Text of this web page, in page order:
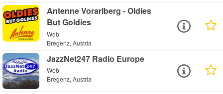
Antenne Vorarlberg - Oldies
But Goldies
Web
Bregenz, Austria
JazzNet247 Radio Europe
Web
Bregenz, Austria